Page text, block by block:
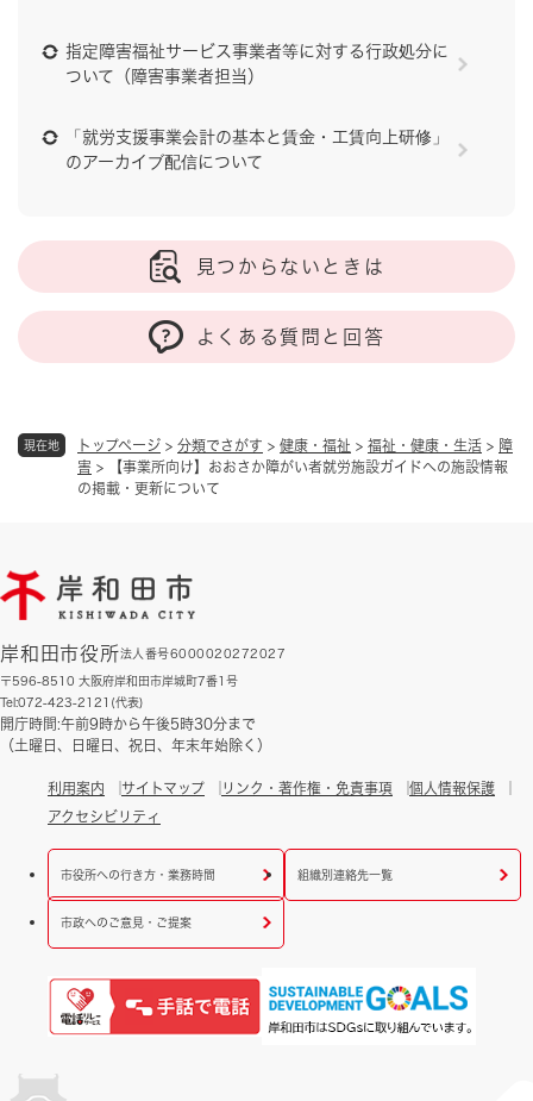
現在地 トップページ > 分類でさがす > 健康・福祉 > 福祉・健康・生活 > 障
害 >
【事業所向け】おおさか障がい者就労施設ガイドへの施設情報
の掲載・更新について
指定障害福祉サービス事業者等に対する行政処分に
ついて（障害事業者担当）
「就労支援事業会計の基本と賃金・工賃向上研修」
のアーカイブ配信について
見つからないときは
よくある質問と回答
岸和田市役所法人番号6000020272027
〒596-8510 大阪府岸和田市岸城町7番1号
Tel:072-423-2121(代表)
開庁時間:午前9時から午後5時30分まで
（土曜日、日曜日、祝日、年末年始除く）
利用案内 サイトマップ リンク・著作権・免責事項
個人情報保護
アクセシビリティ
市役所への行き方・業務時間 組織別連絡先一覧
市政へのご意見・ご提案